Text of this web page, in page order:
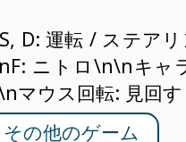
D: 運転 / ステア
ニトロ\n\nキャ
マウス回転: 見回す
その他のゲーム